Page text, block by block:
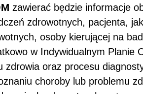
zawierać będzie informacje
zdrowotnych, pacjenta,
osoby kierującej na
w Indywidualnym Planie
zdrowia oraz procesu
choroby lub problemu